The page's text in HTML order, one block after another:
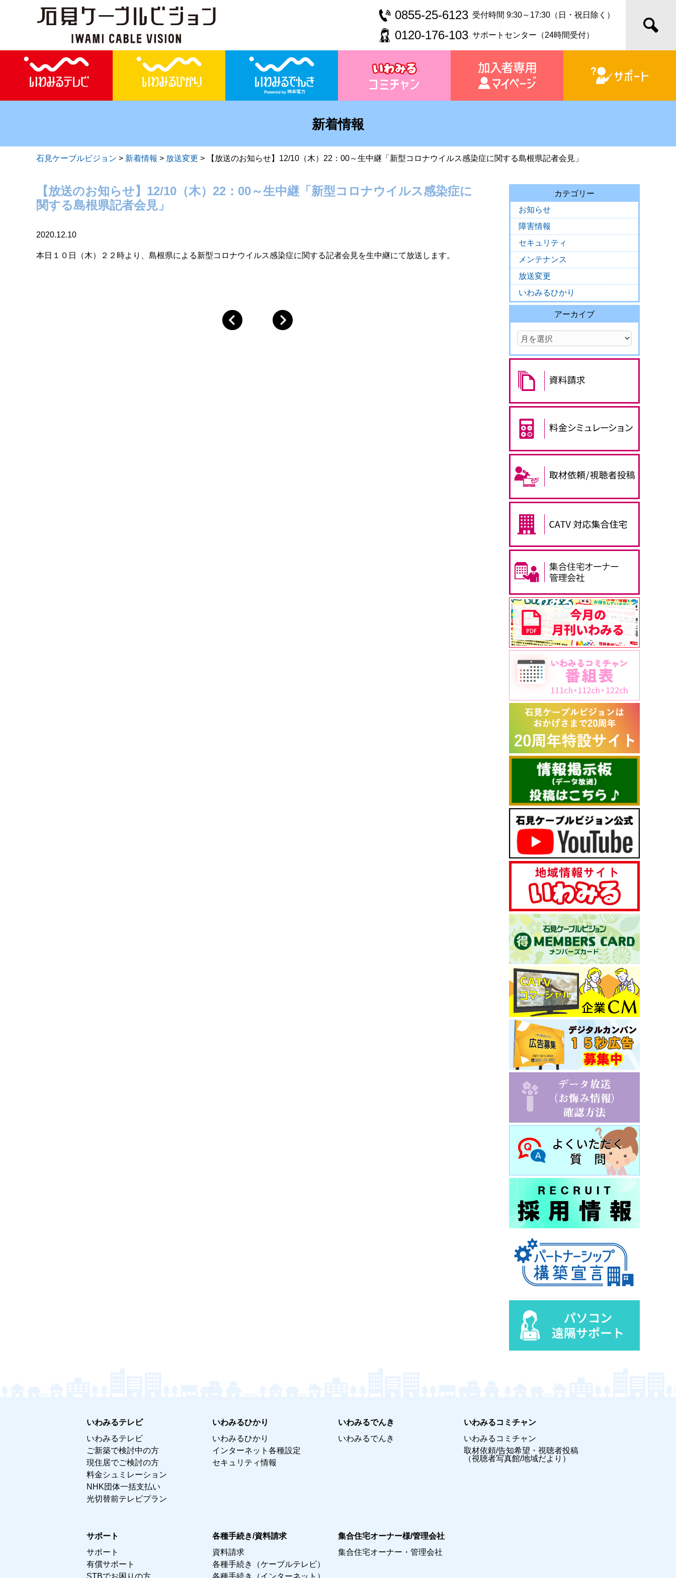
0855-25-6123 受付時間 9:30～17:30（日・祝日除く）
0120-176-103 サポートセンター（24時間受付）
新着情報
石見ケーブルビジョン > 新着情報 > 放送変更 > 【放送のお知らせ】12/10（木）22：00～生中継「新型コロナウイルス感染症に関する島根県記者会見」
【放送のお知らせ】12/10（木）22：00～生中継「新型コロナウイルス感染症に
関する島根県記者会見」
2020.12.10
本日１０日（木）２２時より、島根県による新型コロナウイルス感染症に関する記者会見を生中継にて放送します。
カテゴリー
お知らせ
障害情報
セキュリティ
メンテナンス
放送変更
いわみるひかり
アーカイブ
いわみるテレビ
いわみるテレビ
ご新築で検討中の方
現住居でご検討の方
料金シュミレーション
NHK団体一括支払い
光切替前テレビプラン
いわみるひかり
いわみるひかり
インターネット各種設定
セキュリティ情報
いわみるでんき
いわみるでんき
いわみるコミチャン
いわみるコミチャン
取材依頼/告知希望・視聴者投稿
（視聴者写真館/地域だより）
サポート
サポート
有償サポート
STBでお困りの方
各種手続き/資料請求
資料請求
各種手続き（ケーブルテレビ）
各種手続き（インターネット）
集合住宅オーナー様/管理会社
集合住宅オーナー・管理会社